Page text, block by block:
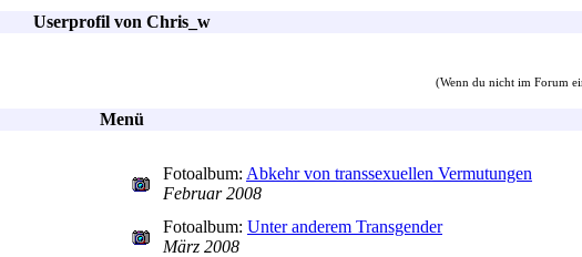
Userprofil von Chris_w
(Wenn du nicht im Forum
Menü
Fotoalbum: Abkehr von transsexuellen Vermutungen
Februar 2008
Fotoalbum: Unter anderem Transgender
März 2008